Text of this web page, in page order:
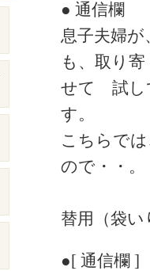
● 通信欄
息子夫婦
も、取り寄
せて 試し
す。
こちらで
ので・・。
替用（袋
●[ 通信欄 ]